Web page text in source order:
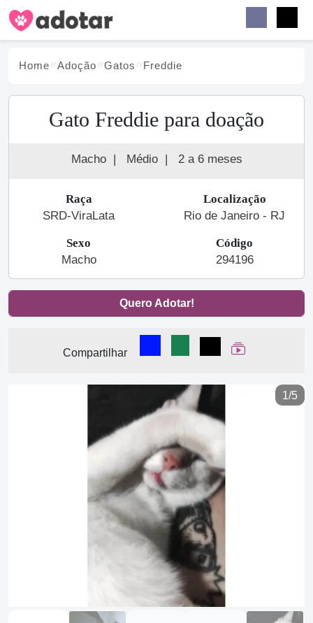
Home Adoção Gatos Freddie
Gato Freddie para doação
Macho | Médio | 2 a 6 meses
Raça
SRD-ViraLata
Localização
Rio de Janeiro - RJ
Sexo
Macho
Código
294196
Quero Adotar!
Compartilhar
Compartilhar no Facebook
Compartilhar no
Compartilhar
Ver Web Story
1/5